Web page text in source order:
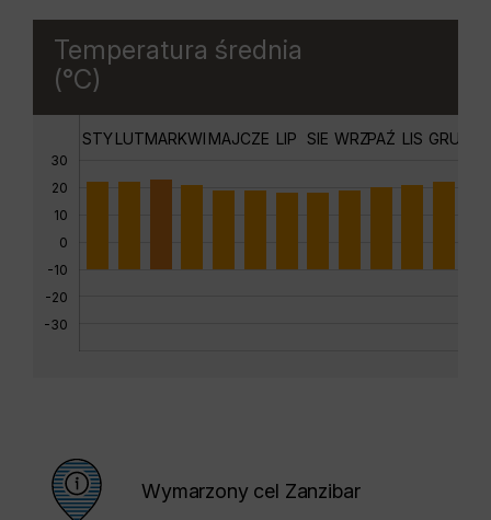
Temperatura średnia
(°C)
30
20
10
0
-10
-20
-30
STYLUTMARKWI MAJCZE LIP SIE WRZPAŹ LIS GRU
Wymarzony cel Zanzibar